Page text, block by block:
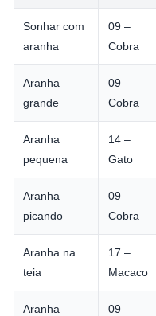
Sonhar com
aranha
09 –
Cobra
Aranha
grande
09 –
Cobra
Aranha
pequena
14 –
Gato
Aranha
picando
09 –
Cobra
Aranha na
teia
17 –
Macaco
Aranha
09 –